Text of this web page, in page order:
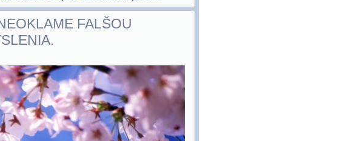
FALŠOU